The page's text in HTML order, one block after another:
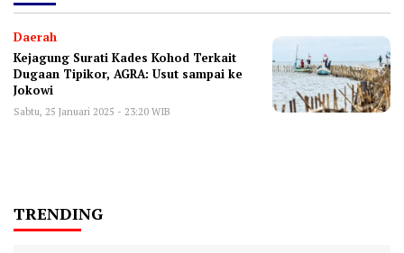
Daerah
Kejagung Surati Kades Kohod Terkait
Dugaan Tipikor, AGRA: Usut sampai ke
Jokowi
Sabtu, 25 Januari 2025 - 23:20 WIB
TRENDING